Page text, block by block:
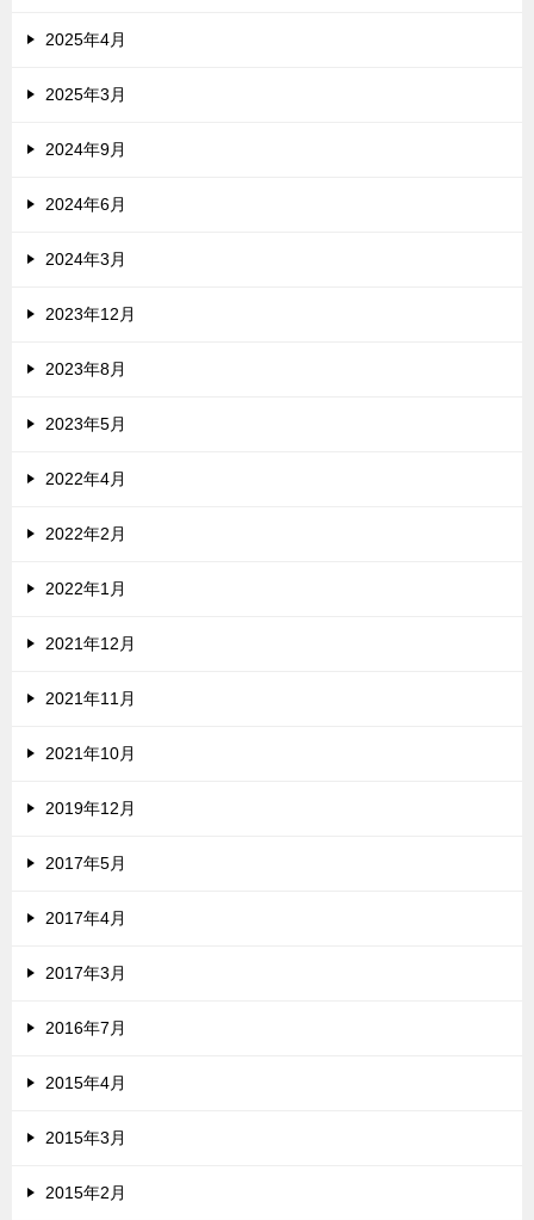
2025年4月
2025年3月
2024年9月
2024年6月
2024年3月
2023年12月
2023年8月
2023年5月
2022年4月
2022年2月
2022年1月
2021年12月
2021年11月
2021年10月
2019年12月
2017年5月
2017年4月
2017年3月
2016年7月
2015年4月
2015年3月
2015年2月